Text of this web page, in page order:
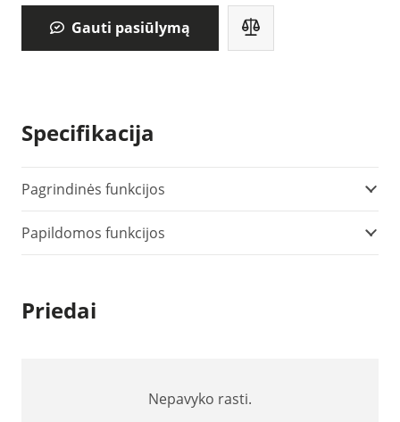
Gauti pasiūlymą
Specifikacija
Pagrindinės funkcijos
Papildomos funkcijos
Priedai
Nepavyko rasti.